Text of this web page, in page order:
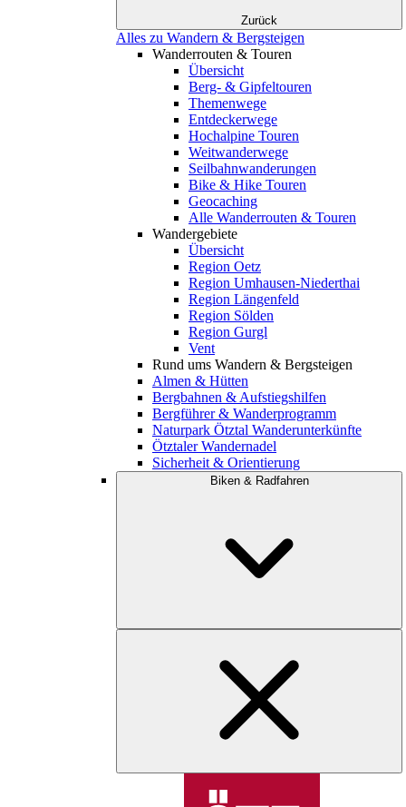
Zurück
Alles zu Wandern & Bergsteigen
Wanderrouten & Touren
Übersicht
Berg- & Gipfeltouren
Themenwege
Entdeckerwege
Hochalpine Touren
Weitwanderwege
Seilbahnwanderungen
Bike & Hike Touren
Geocaching
Alle Wanderrouten & Touren
Wandergebiete
Übersicht
Region Oetz
Region Umhausen-Niederthai
Region Längenfeld
Region Sölden
Region Gurgl
Vent
Rund ums Wandern & Bergsteigen
Almen & Hütten
Bergbahnen & Aufstiegshilfen
Bergführer & Wanderprogramm
Naturpark Ötztal Wanderunterkünfte
Ötztaler Wandernadel
Sicherheit & Orientierung
Biken & Radfahren